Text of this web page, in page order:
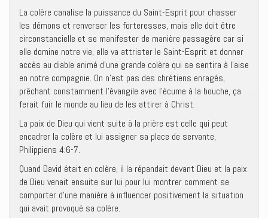
La colère canalise la puissance du Saint-Esprit pour chasser
les démons et renverser les forteresses, mais elle doit être
circonstancielle et se manifester de manière passagère car si
elle domine notre vie, elle va attrister le Saint-Esprit et donner
accès au diable animé d’une grande colère qui se sentira à l’aise
en notre compagnie. On n’est pas des chrétiens enragés,
prêchant constamment l’évangile avec l’écume à la bouche, ça
ferait fuir le monde au lieu de les attirer à Christ.
La paix de Dieu qui vient suite à la prière est celle qui peut
encadrer la colère et lui assigner sa place de servante,
Philippiens 4:6-7.
Quand David était en colère, il la répandait devant Dieu et la paix
de Dieu venait ensuite sur lui pour lui montrer comment se
comporter d’une manière à influencer positivement la situation
qui avait provoqué sa colère.